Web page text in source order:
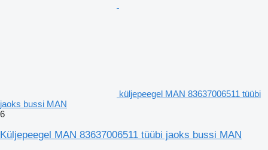
küljepeegel MAN 83637006511 tüübi
jaoks bussi MAN
6
Küljepeegel MAN 83637006511 tüübi jaoks bussi MAN